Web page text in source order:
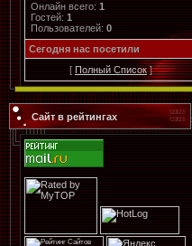
Онлайн всего: 1
Гостей: 1
Пользователей: 0
Cегодня нас посетили
[ Полный Список]
Сайт в рейтингах